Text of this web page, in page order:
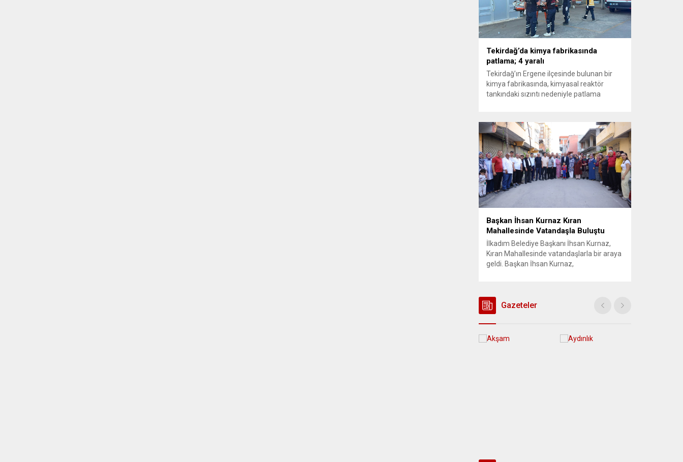
arama çalışmaları devam ediyor.
İstanbul’da...
Tekirdağ’da kimya fabrikasında
patlama; 4 yaralı
Tekirdağ’ın Ergene ilçesinde bulunan bir
kimya fabrikasında, kimyasal reaktör
tankındaki sızıntı nedeniyle patlama
olan bir işçi tedavi amacıyla İstanbul’a sevk
edilirken, bölgede AFAD ve KBRN ekipleri
tarafından geniş çaplı güvenlik ve sızıntı
incelemesi başlatıldı. Tekirdağ’ın Ergene
ilçesine...
Başkan İhsan Kurnaz Kıran
Mahallesinde Vatandaşla Buluştu
İlkadım Belediye Başkanı İhsan Kurnaz,
Kıran Mahallesinde vatandaşlarla bir araya
geldi. Başkan İhsan Kurnaz,
kapsamında Kıran Mahallesini ziyaret etti.
Mahalle sakinleriyle sohbet eden, onların
talep ve önerileri dinleyen Başkan İhsan
Kurnaz, gelen taleplerin çözümü için...
Gazeteler